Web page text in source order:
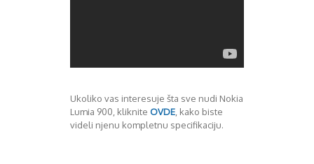
Ukoliko vas interesuje šta sve nudi Nokia
Lumia 900, kliknite OVDE, kako biste
videli njenu kompletnu specifikaciju.